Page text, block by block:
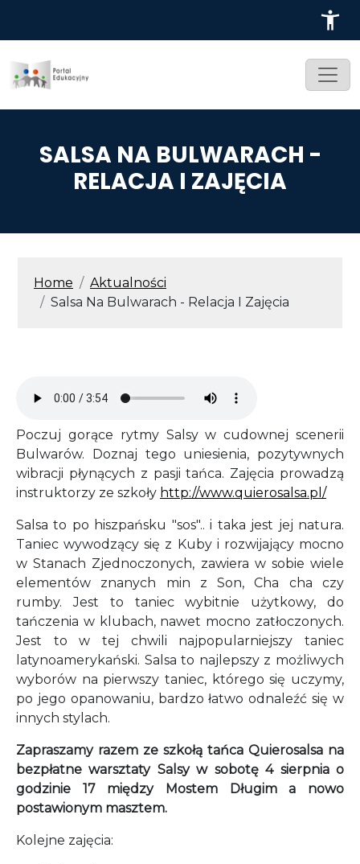
SALSA NA BULWARACH -
RELACJA I ZAJĘCIA
ŚCIEŻKA NAWIGACYJNA
Home
Aktualności
Salsa Na Bulwarach - Relacja I Zajęcia
Poczuj gorące rytmy Salsy w cudownej scenerii
Bulwarów. Doznaj tego uniesienia, pozytywnych
wibracji płynących z pasji tańca. Zajęcia prowadzą
instruktorzy ze szkoły http://www.quierosalsa.pl/
Salsa to po hiszpańsku "sos".. i taka jest jej natura.
Taniec wywodzący się z Kuby i rozwijający mocno
w Stanach Zjednoczonych, zawiera w sobie wiele
elementów znanych min z Son, Cha cha czy
rumby. Jest to taniec wybitnie użytkowy, do
tańczenia w klubach, nawet mocno zatłoczonych.
Jest to w tej chwili najpopularniejszy taniec
latynoamerykański. Salsa to najlepszy z możliwych
wyborów na pierwszy taniec, którego się uczymy,
po jego opanowaniu, bardzo łatwo odnaleźć się w
innych stylach.
Zapraszamy razem ze szkołą tańca Quierosalsa na
bezpłatne warsztaty Salsy w sobotę 4 sierpnia o
godzinie 17 między Mostem Długim a nowo
postawionym masztem.
Kolejne zajęcia: